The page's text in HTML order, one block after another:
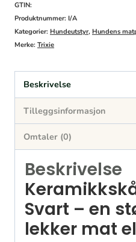
GTIN:
Produktnummer: I/A
Kategorier: Hundeutstyr, Hundens
Merke: Trixie
Beskrivelse
Tilleggsinformasjon
Omtaler (0)
Beskrivelse
Svart – en
lekker mat